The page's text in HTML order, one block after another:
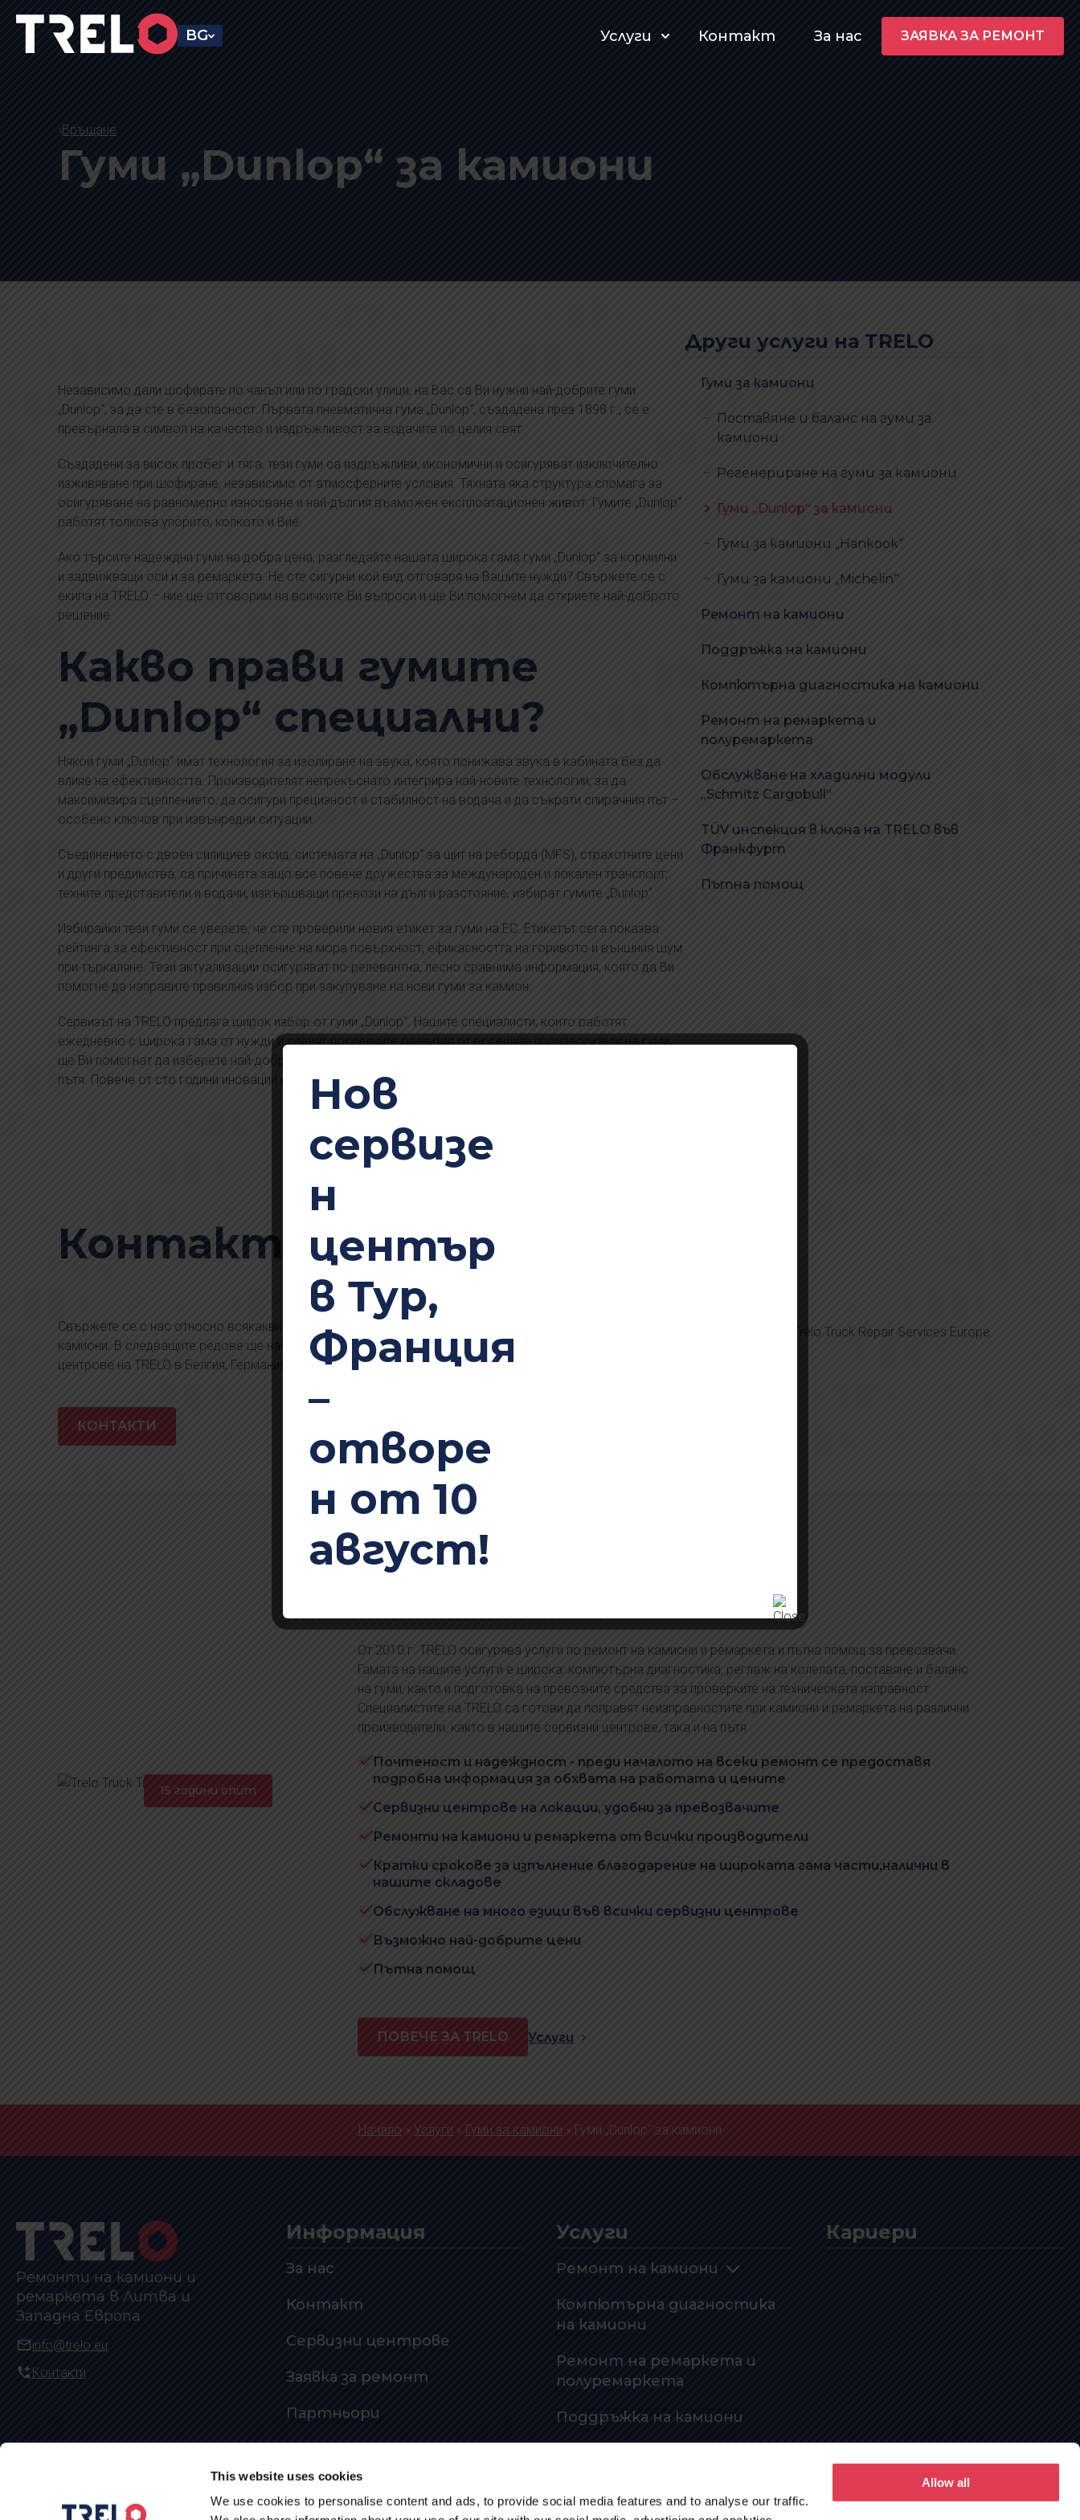
This website uses cookies
We use cookies to personalise content and ads, to provide social media features and to analyse our traffic.
Allow all
BG Услуги Контакт За нас ЗАЯВКА ЗА РЕМОНТ
Връщане
Гуми „Dunlop“ за камиони
Независимо дали шофирате по чакъл или по градски улици, на Вас са Ви нужни най-добрите гуми
„Dunlop“, за да сте в безопасност. Първата пневматична гума „Dunlop“, създадена през 1898 г., се е
превърнала в символ на качество и издръжливост за водачите по целия свят.
Създадени за висок пробег и тяга, тези гуми са издръжливи, икономични и осигуряват изключително
изживяване при шофиране, независимо от атмосферните условия. Тяхната яка структура спомага за
осигуряване на равномерно износване и най-дългия възможен експлоатационен живот. Гумите „Dunlop“
работят толкова упорито, колкото и Вие.
Ако търсите надеждни гуми на добра цена, разгледайте нашата широка гама гуми „Dunlop“ за кормилни
и задвижващи оси и за ремаркета. Не сте сигурни кой вид отговаря на Вашите нужди? Свържете се с
екипа на TRELO – ние ще отговорим на всичките Ви въпроси и ще Ви помогнем да откриете най-доброто
решение.
Какво прави гумите
„Dunlop“ специални?
Някои гуми „Dunlop“ имат технология за изолиране на звука, която понижава звука в кабината без да
влияе на ефективността. Производителят непрекъснато интегрира най-новите технологии, за да
максимизира сцеплението, да осигури прецизност и стабилност на водача и да съкрати спирачния път –
особено ключов при извънредни ситуации.
Съединението с двоен силициев оксид, системата на „Dunlop“ за щит на реборда (MFS), страхотните цени
и други предимства, са причината защо все повече дружества за международен и локален транспорт,
техните представители и водачи, извършващи превози на дълги разстояние, избират гумите „Dunlop“.
Избирайки тези гуми се уверете, че сте проверили новия етикет за гуми на ЕС. Етикетът сега показва
рейтинга за ефективност при сцепление на мора повърхност, ефикасността на горивото и външния шум
при търкаляне. Тези актуализации осигуряват по-релевантна, лесно сравнима информация, която да Ви
помогне да направите правилния избор при закупуване на нови гуми за камион.
Сервизът на TRELO предлага широк избор от гуми „Dunlop“. Нашите специалисти, които работят
ежедневно с широка гама от нужди и следят последните развития от водещите производители на гуми,
ще Ви помогнат да изберете най-добрия вариант, за да си осигурите издръжливост и безопасност на
пътя. Повече от сто години иновации и качество – това е „Dunlop“.
Други услуги на TRELO
Гуми за камиони
Поставяне и баланс на гуми за
камиони
Регенериране на гуми за камиони
Гуми „Dunlop“ за камиони
Гуми за камиони „Hankook“
Гуми за камиони „Michelin“
Ремонт на камиони
Поддръжка на камиони
Компютърна диагностика на камиони
Ремонт на ремаркета и
полуремаркета
Обслужване на хладилни модули
„Schmitz Cargobull“
TÜV инспекция в клона на TRELO във
Франкфурт
Пътна помощ
Контакти
Свържете се с нас относно всякакви въпроси, свързани с ремонт на
камиони. В следващите редове ще намерите данните за контакт на сервизните
центрове на TRELO в Белгия, Германия, Франция и Литва.
КОНТАКТИ
15 години опит
За TRELO
От 2010 г. TRELO осигурява услуги по ремонт на камиони и ремаркета и пътна помощ за превозвачи.
Гамата на нашите услуги е широка: компютърна диагностика, реглаж на колелата, поставяне и баланс
на гуми, както и подготовка на превозните средства за проверките на техническата изправност.
Специалистите на TRELO са готови да поправят неизправностите при камиони и ремаркета на различни
производители, както в нашите сервизни центрове, така и на пътя.
Почтеност и надеждност - преди началото на всеки ремонт се предоставя
подробна информация за обхвата на работата и цените
Сервизни центрове на локации, удобни за превозвачите
Ремонти на камиони и ремаркета от всички производители
Кратки срокове за изпълнение благодарение на широката гама части,налични в
нашите складове
Обслужване на много езици във всички сервизни центрове
Възможно най-добрите цени
Пътна помощ
ПОВЕЧЕ ЗА TRELO Услуги
Начало » Услуги » Гуми за камиони » Гуми „Dunlop“ за камиони
Ремонти на камиони и
ремаркета в Литва и
Западна Европа
info@trelo.eu
Контакти
Информация
За нас
Контакт
Сервизни центрове
Заявка за ремонт
Партньори
Политика за
поверителност
Услуги
Ремонт на камиони
Компютърна диагностика
на камиони
Ремонт на ремаркета и
полуремаркета
Поддръжка на камиони
Кариери
Нов
сервизе
н
център
в Тур,
Франция
–
отворе
н от 10
август!